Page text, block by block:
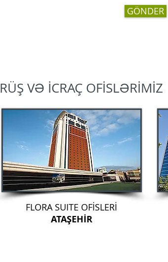
GÖNDER
VƏ İCRAÇ OFİSLƏRİMİZ
FLORA SUITE OFİSLERİ
ATAŞEHİR